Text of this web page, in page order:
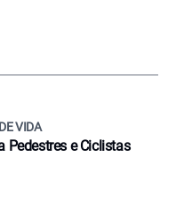
VIDA
Pedestres e Ciclistas